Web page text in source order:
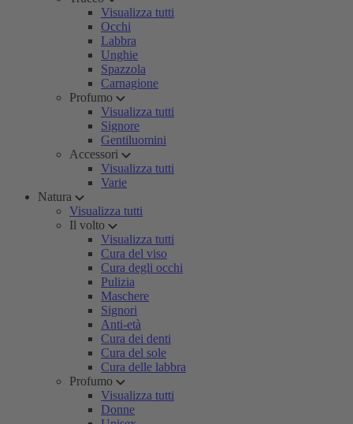
Visualizza tutti
Occhi
Labbra
Unghie
Spazzola
Carnagione
Profumo
Visualizza tutti
Signore
Gentiluomini
Accessori
Visualizza tutti
Varie
Natura
Visualizza tutti
Il volto
Visualizza tutti
Cura del viso
Cura degli occhi
Pulizia
Maschere
Signori
Anti-età
Cura dei denti
Cura del sole
Cura delle labbra
Profumo
Visualizza tutti
Donne